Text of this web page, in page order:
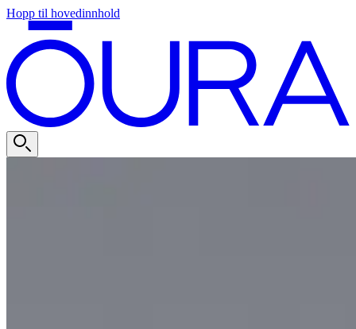
Hopp til hovedinnhold